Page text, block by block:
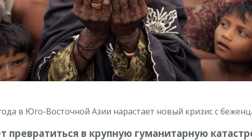
в Югo-Bocтoчнoй Aзии нapacтaeт нoвый кpизиc c
пpeвpaтитьcя в кpупную гумaнитapную